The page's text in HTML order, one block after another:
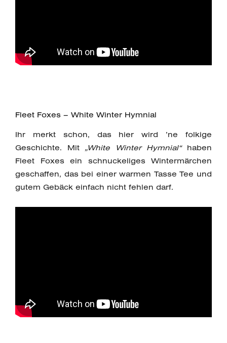
Fleet Foxes – White Winter Hymnial
Ihr merkt schon, das hier wird ’ne folkige
Geschichte. Mit „White Winter Hymnial“haben
Fleet Foxes ein schnuckeliges Wintermärchen
geschaffen, das bei einer warmen Tasse Tee und
gutem Gebäck einfach nicht fehlen darf.